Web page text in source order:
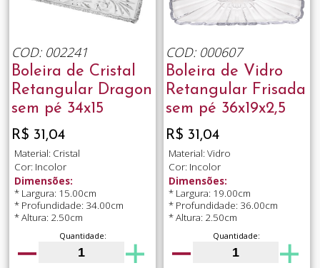
COD: 002241
Boleira de Cristal
Retangular Dragon
sem pé 34x15
R$ 31,04
Material: Cristal
Cor: Incolor
Dimensões:
* Largura: 15.00cm
* Profundidade: 34.00cm
* Altura: 2.50cm
Quantidade:
COD: 000607
Boleira de Vidro
Retangular Frisada
sem pé 36x19x2,5
R$ 31,04
Material: Vidro
Cor: Incolor
Dimensões:
* Largura: 19.00cm
* Profundidade: 36.00cm
* Altura: 2.50cm
Quantidade: